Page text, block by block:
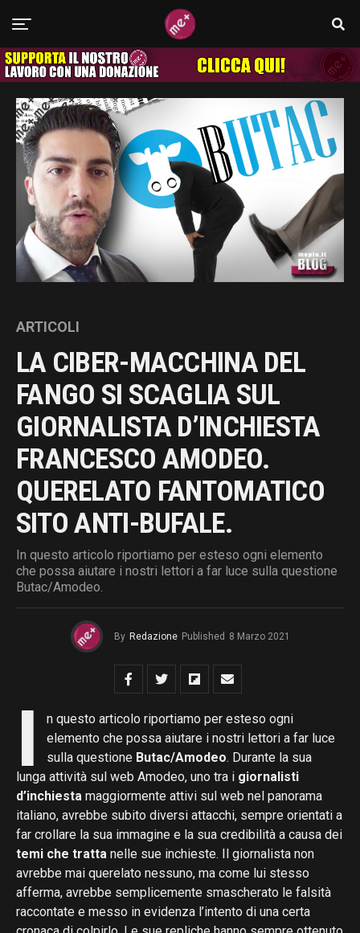
ARTICOLI
LA CIBER-MACCHINA DEL
FANGO SI SCAGLIA SUL
GIORNALISTA D’INCHIESTA
FRANCESCO AMODEO.
QUERELATO FANTOMATICO
SITO ANTI-BUFALE.
In questo articolo riportiamo per esteso ogni elemento
che possa aiutare i nostri lettori a far luce sulla questione
Butac/Amodeo.
By Redazione Published 8 Marzo 2021
I
n questo articolo riportiamo per esteso ogni
elemento che possa aiutare i nostri lettori a far luce
sulla questione Butac/Amodeo. Durante la sua
lunga attività sul web Amodeo, uno tra i giornalisti
d’inchiesta maggiormente attivi sul web nel panorama
italiano, avrebbe subito diversi attacchi, sempre orientati a
far crollare la sua immagine e la sua credibilità a causa dei
temi che tratta nelle sue inchieste. Il giornalista non
avrebbe mai querelato nessuno, ma come lui stesso
afferma, avrebbe semplicemente smascherato le falsità
raccontate e messo in evidenza l’intento di una certa